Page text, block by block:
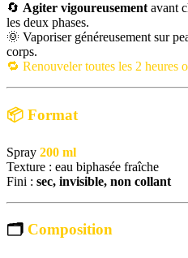
🔄 Agiter vigoureusement avant
les deux phases.
🌞 Vaporiser généreusement sur
corps.
🔁 Renouveler toutes les 2 heures
📦 Format
Spray 200 ml
Texture : eau biphasée fraîche
Fini : sec, invisible, non collant
🗂 Composition